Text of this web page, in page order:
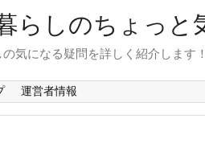
らしのちょっと
気になる疑問を詳しく紹介します！
運営者情報